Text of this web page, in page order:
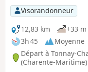
Visorandonneur
12,83 km
+33 m
3h 45
Moyenne
Départ à Tonnay-
(Charente-Maritime)